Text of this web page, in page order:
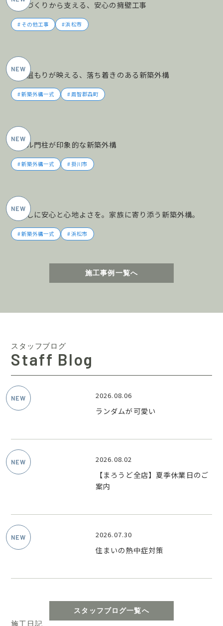
土地づくりから支える、安心の擁壁工事
その他工事 浜松市
木の温もりが映える、落ち着きのある新築外構
新築外構一式 周智郡森町
タイル門柱が印象的な新築外構
新築外構一式 掛川市
暮らしに安心と心地よさを。家族に寄り添う新築外構。
新築外構一式 浜松市
施工事例一覧へ
スタッフブログ
Staff Blog
2026.08.06
ランダムが可愛い
2026.08.02
【まろうど全店】夏季休業日のご
案内
2026.07.30
住まいの熱中症対策
スタッフブログ一覧へ
施工日記